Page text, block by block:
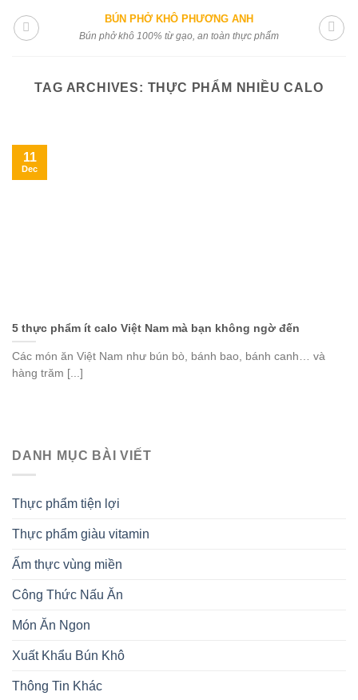
BÚN PHỞ KHÔ PHƯƠNG ANH
Bún phở khô 100% từ gạo, an toàn thực phẩm
TAG ARCHIVES: THỰC PHẨM NHIỀU CALO
5 thực phẩm ít calo Việt Nam mà bạn không ngờ đến
Các món ăn Việt Nam như bún bò, bánh bao, bánh canh… và
hàng trăm [...]
11
Dec
DANH MỤC BÀI VIẾT
Thực phẩm tiện lợi
Thực phẩm giàu vitamin
Ẩm thực vùng miền
Công Thức Nấu Ăn
Món Ăn Ngon
Xuất Khẩu Bún Khô
Thông Tin Khác